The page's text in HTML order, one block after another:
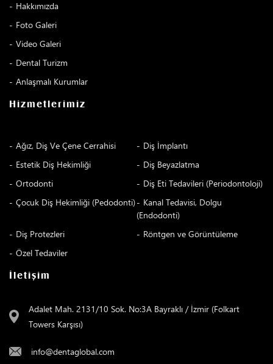
Hakkımızda
Foto Galeri
Video Galeri
Dental Turizm
Anlaşmalı Kurumlar
Hizmetlerimiz
Ağız, Diş Ve Çene Cerrahisi
Diş İmplantı
Estetik Diş Hekimliği
Diş Beyazlatma
Ortodonti
Diş Eti Tedavileri (Periodontoloji)
Çocuk Diş Hekimliği (Pedodonti)
Kanal Tedavisi, Dolgu
(Endodonti)
Diş Protezleri
Röntgen ve Görüntüleme
Özel Tedaviler
İletişim
Adalet Mah. 2131/10 Sok. No:3A Bayraklı / İzmir (Folkart
Towers Karşısı)
info@dentaglobal.com